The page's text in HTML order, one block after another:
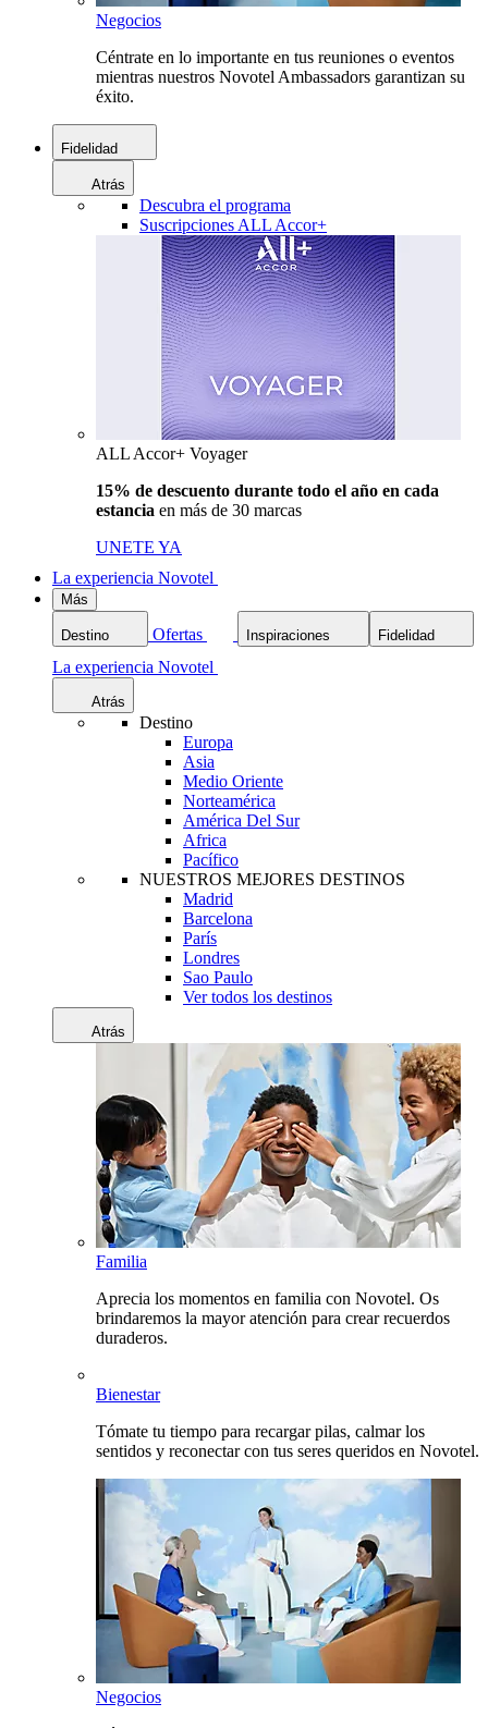
Negocios
Céntrate en lo importante en tus reuniones o eventos
mientras nuestros Novotel Ambassadors garantizan su
éxito.
Fidelidad
Atrás
Descubra el programa
Suscripciones ALL Accor+
ALL Accor+ Voyager
15% de descuento durante todo el año en cada
estancia en más de 30 marcas
UNETE YA
La experiencia Novotel
Más
Destino Ofertas Inspiraciones Fidelidad
La experiencia Novotel
Atrás
Destino
Europa
Asia
Medio Oriente
Norteamérica
América Del Sur
Africa
Pacífico
NUESTROS MEJORES DESTINOS
Madrid
Barcelona
París
Londres
Sao Paulo
Ver todos los destinos
Atrás
Familia
Aprecia los momentos en familia con Novotel. Os
brindaremos la mayor atención para crear recuerdos
duraderos.
Bienestar
Tómate tu tiempo para recargar pilas, calmar los
sentidos y reconectar con tus seres queridos en Novotel.
Negocios